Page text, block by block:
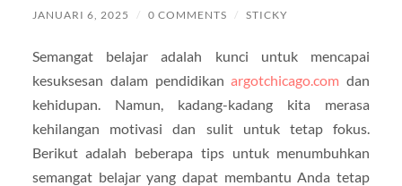
JANUARI 6, 2025 / 0 COMMENTS / STICKY
Semangat belajar adalah kunci untuk mencapai
kesuksesan dalam pendidikanargotchicago.com dan
kehidupan. Namun, kadang-kadang kita merasa
kehilangan motivasi dan sulit untuk tetap fokus.
Berikut adalah beberapa tips untuk menumbuhkan
semangat belajar yang dapat membantu Anda tetap